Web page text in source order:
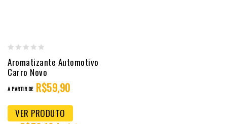
out
Aromatizante Automotivo
Carro Novo
A PARTIR DE R$59,90
VER PRODUTO